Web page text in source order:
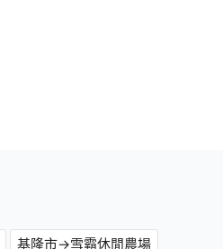
基隆市→雪霸休閒農場